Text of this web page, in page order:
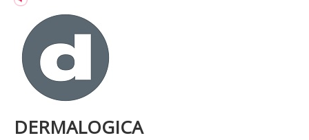
DERMALOGICA